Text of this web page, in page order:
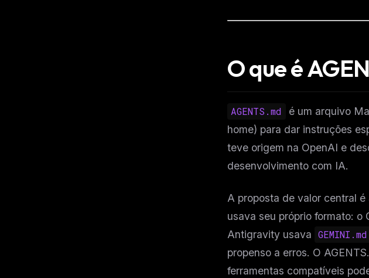
O que é
AGENTS.md
é um arquivo
home) para dar instruções
teve origem na OpenAI e
desenvolvimento com IA.
A proposta de valor central
usava seu próprio formato: o
Antigravity usava GEMINI.md
propenso a erros. O
ferramentas compatíveis